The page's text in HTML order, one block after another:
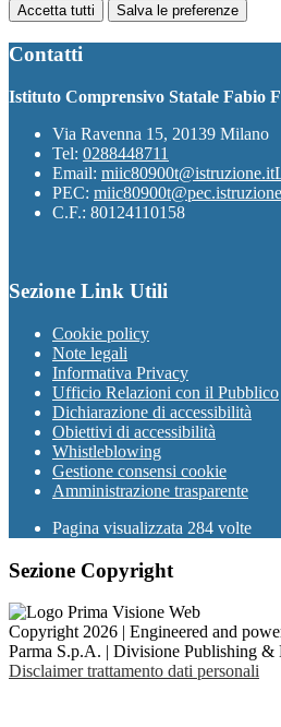
Accetta tutti Salva le preferenze
Contatti
Istituto Comprensivo Statale Fabio
Via Ravenna 15, 20139 Milano
Tel: 0288448711
Email: miic80900t@istruzione.it
PEC:
C.F.: 80124110158
Sezione Link Utili
Cookie policy
Note legali
Informativa Privacy
Ufficio Relazioni con il Pubblico
Dichiarazione di accessibilità
Obiettivi di accessibilità
Whistleblowing
Gestione consensi cookie
Amministrazione trasparente
Pagina visualizzata 284 volte
Sezione Copyright
Copyright 2026 | Engineered and
Parma S.p.A. | Divisione Publishing &
Disclaimer trattamento dati personali